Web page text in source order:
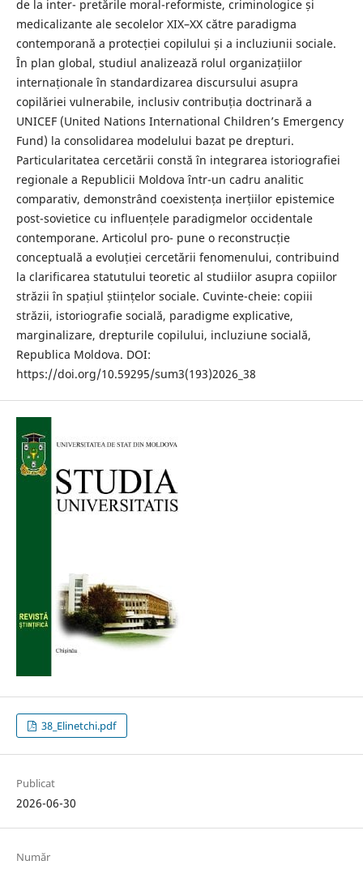
de la inter- pretările moral-reformiste, criminologice și
medicalizante ale secolelor XIX–XX către paradigma
contemporană a protecției copilului și a incluziunii sociale.
În plan global, studiul analizează rolul organizațiilor
internaționale în standardizarea discursului asupra
copilăriei vulnerabile, inclusiv contribuția doctrinară a
UNICEF (United Nations International Children’s Emergency
Fund) la consolidarea modelului bazat pe drepturi.
Particularitatea cercetării constă în integrarea istoriografiei
regionale a Republicii Moldova într-un cadru analitic
comparativ, demonstrând coexistența inerțiilor epistemice
post-sovietice cu influențele paradigmelor occidentale
contemporane. Articolul pro- pune o reconstrucție
conceptuală a evoluției cercetării fenomenului, contribuind
la clarificarea statutului teoretic al studiilor asupra copiilor
străzii în spațiul științelor sociale. Cuvinte-cheie: copiii
străzii, istoriografie socială, paradigme explicative,
marginalizare, drepturile copilului, incluziune socială,
Republica Moldova. DOI:
https://doi.org/10.59295/sum3(193)2026_38
38_Elinetchi.pdf
Publicat
2026-06-30
Număr